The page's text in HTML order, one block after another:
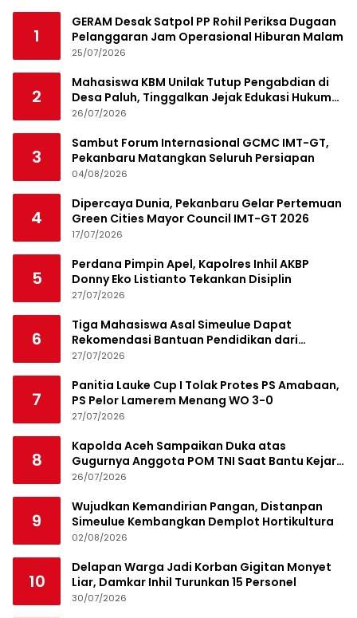
1
GERAM Desak Satpol PP Rohil Periksa Dugaan
Pelanggaran Jam Operasional Hiburan Malam
25/07/2026
2
Mahasiswa KBM Unilak Tutup Pengabdian di
Desa Paluh, Tinggalkan Jejak Edukasi Hukum
dan Aksi Sosial
26/07/2026
3
Sambut Forum Internasional GCMC IMT-GT,
Pekanbaru Matangkan Seluruh Persiapan
04/08/2026
4
Dipercaya Dunia, Pekanbaru Gelar Pertemuan
Green Cities Mayor Council IMT-GT 2026
17/07/2026
5
Perdana Pimpin Apel, Kapolres Inhil AKBP
Donny Eko Listianto Tekankan Disiplin
27/07/2026
6
Tiga Mahasiswa Asal Simeulue Dapat
Rekomendasi Bantuan Pendidikan dari
Jamaluddin Idham
27/07/2026
7
Panitia Lauke Cup I Tolak Protes PS Amabaan,
PS Pelor Lamerem Menang WO 3-0
27/07/2026
8
Kapolda Aceh Sampaikan Duka atas
Gugurnya Anggota POM TNI Saat Bantu Kejar
Bandar Narkoba
26/07/2026
9
Wujudkan Kemandirian Pangan, Distanpan
Simeulue Kembangkan Demplot Hortikultura
02/08/2026
10
Delapan Warga Jadi Korban Gigitan Monyet
Liar, Damkar Inhil Turunkan 15 Personel
30/07/2026